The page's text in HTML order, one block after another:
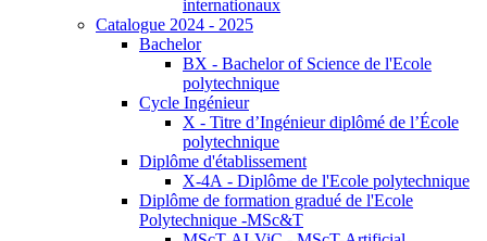
internationaux
Catalogue 2024 - 2025
Bachelor
BX - Bachelor of Science de l'Ecole
polytechnique
Cycle Ingénieur
X - Titre d’Ingénieur diplômé de l’École
polytechnique
Diplôme d'établissement
X-4A - Diplôme de l'Ecole polytechnique
Diplôme de formation gradué de l'Ecole
Polytechnique -MSc&T